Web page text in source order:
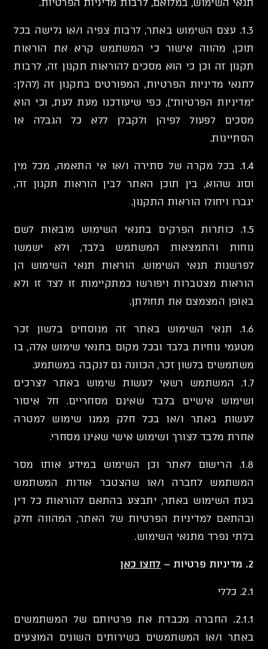
תנאי השימוש, במלואם, לרבות מדיניות הפרטיות.
1.3. עצם השימוש באתר, לרבות צפיה ו/או גלישה בכל
תוכן, מהווה אישור כי המשתמש קרא את הוראות
תקנון זה וכן כי הוא מסכים להוראות תקנון זה, לרבות
לתנאי מדיניות הפרטיות, המפורטים בתקנון זה (להלן:
"מדיניות הפרטיות"), כפי שיעודכנו מעת לעת, וכי הוא
מסכים לפעול לפיהן ולקבלן ללא כל הגבלה או
הסתייגות.
1.4. בכל מקרה של סתירה ו/או אי התאמה, מכל מין
וסוג שהוא, בין תוכן האתר לבין הוראות תקנון זה,
יגברו ויחולו הוראות התקנון.
1.5. כותרות הפרקים בתנאי השימוש מובאות לשם
נוחות והתמצאות המשתמש בלבד, ולא ישמשו
לפרשנות תנאי השימוש. הוראות תנאי השימוש הן
הוראות מצטברות ויפורשו כמתקיימות זו לצד זו ולא
באופן המצמצם את תחולתן.
1.6. תנאי השימוש באתר זה מנוסחים בלשון זכר
מטעמי נוחיות בלבד ובכל מקום בתנאי שימוש אלה, בו
משתמשים בלשון זכר, הכוונה גם לנקבה במשתמע.
1.7. המשתמש רשאי לעשות שימוש באתר לצרכים
ושימוש אישיים בלבד שאינם מסחריים. חל איסור
לעשות באתר ו/או בכל חלק ממנו שימוש למטרה
אחרת מלבד לצורך ושימוש אישי שאינו מסחרי.
1.8. הרישום לאתר וכן השימוש במידע אותו מסר
המשתמש לחברה ו/או שהצטבר אודות המשתמש
בעת השימוש באתר, יתבצע בהתאם להוראות כל דין
ובהתאם למדיניות הפרטיות של האתר, המהווה חלק
בלתי נפרד מתנאי השימוש.
2. מדיניות פרטיות – לחצו כאן
2.1. כללי
2.1.1. החברה מכבדת את פרטיותם של המשתמשים
באתר ו/או המשתמשים בשירותים השונים המוצעים